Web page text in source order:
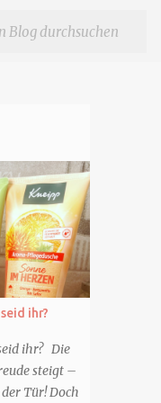
ihr?
ihr? Die
steigt –
Tür! Doch